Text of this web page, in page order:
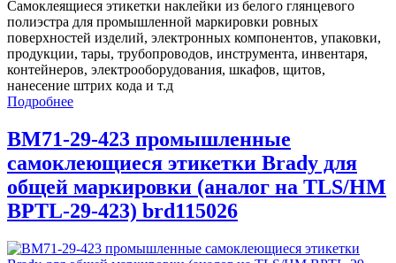
Самоклеящиеся этикетки наклейки из белого глянцевого
полиэстра для промышленной маркировки ровных
поверхностей изделий, электронных компонентов, упаковки,
продукции, тары, трубопроводов, инструмента, инвентаря,
контейнеров, электрооборудования, шкафов, щитов,
нанесение штрих кода и т.д
Подробнее
BM71-29-423 промышленные
самоклеющиеся этикетки Brady для
общей маркировки (аналог на TLS/HM
BPTL-29-423) brd115026